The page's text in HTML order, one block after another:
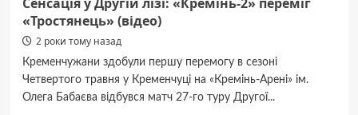
«Тростянець» (відео)
2 роки тому назад
Кременчужани здобули першу перемогу в сезоні
Четвертого травня у Кременчуці на «Кремінь-Арені» ім.
Олега Бабаєва відбувся матч 27-го туру Другої...